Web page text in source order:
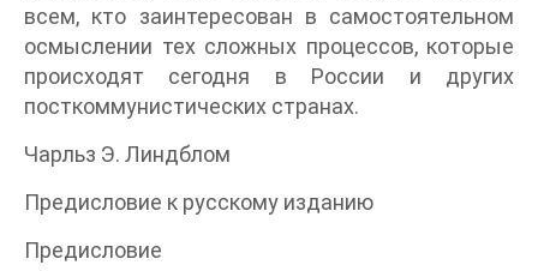
всем, кто заинтересован в самостоятельном
осмыслении тех сложных процессов, которые
происходят сегодня в России и других
посткоммунистических странах.
Чарльз Э. Линдблом
Предисловие к русскому изданию
Предисловие